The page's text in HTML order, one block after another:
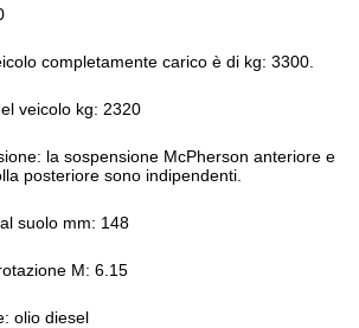
completamente carico è di kg: 3300.
veicolo kg: 2320
la sospensione McPherson anteriore e
posteriore sono indipendenti.
suolo mm: 148
M: 6.15
olio diesel